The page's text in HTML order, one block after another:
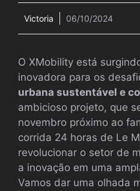
Victoria 06/10/2024
O XMobility está
inovadora para os
urbana sustentável e
ambicioso projeto, que
novembro próximo ao
corrida 24 horas de Le
revolucionar o setor de
a inovação em uma
Vamos dar uma olhada